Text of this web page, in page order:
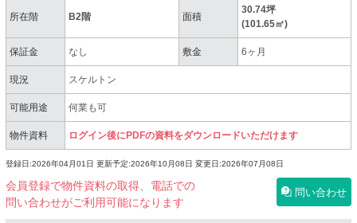
所在階 B2階 面積
30.74坪
(101.65㎡)
保証金 なし 敷金 6ヶ月
現況 スケルトン
可能用途 何業も可
物件資料 ログイン後にPDFの資料をダウンロードいただけます
登録日:2026年04月01日 更新予定:2026年10月08日 変更日:2026年07月08日
会員登録で物件資料の取得、電話での
問い合わせがご利用可能になります
問い合わせ